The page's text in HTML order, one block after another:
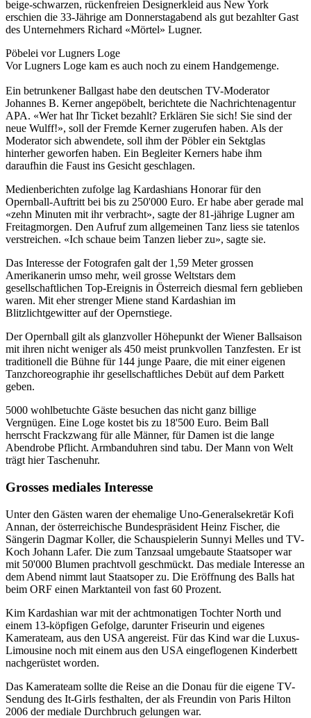
beige-schwarzen, rückenfreien Designerkleid aus New York
erschien die 33-Jährige am Donnerstagabend als gut bezahlter Gast
des Unternehmers Richard «Mörtel» Lugner.
Pöbelei vor Lugners Loge
Vor Lugners Loge kam es auch noch zu einem Handgemenge.
Ein betrunkener Ballgast habe den deutschen TV-Moderator
Johannes B. Kerner angepöbelt, berichtete die Nachrichtenagentur
APA. «Wer hat Ihr Ticket bezahlt? Erklären Sie sich! Sie sind der
neue Wulff!», soll der Fremde Kerner zugerufen haben. Als der
Moderator sich abwendete, soll ihm der Pöbler ein Sektglas
hinterher geworfen haben. Ein Begleiter Kerners habe ihm
daraufhin die Faust ins Gesicht geschlagen.
Medienberichten zufolge lag Kardashians Honorar für den
Opernball-Auftritt bei bis zu 250'000 Euro. Er habe aber gerade mal
«zehn Minuten mit ihr verbracht», sagte der 81-jährige Lugner am
Freitagmorgen. Den Aufruf zum allgemeinen Tanz liess sie tatenlos
verstreichen. «Ich schaue beim Tanzen lieber zu», sagte sie.
Das Interesse der Fotografen galt der 1,59 Meter grossen
Amerikanerin umso mehr, weil grosse Weltstars dem
gesellschaftlichen Top-Ereignis in Österreich diesmal fern geblieben
waren. Mit eher strenger Miene stand Kardashian im
Blitzlichtgewitter auf der Opernstiege.
Der Opernball gilt als glanzvoller Höhepunkt der Wiener Ballsaison
mit ihren nicht weniger als 450 meist prunkvollen Tanzfesten. Er ist
traditionell die Bühne für 144 junge Paare, die mit einer eigenen
Tanzchoreographie ihr gesellschaftliches Debüt auf dem Parkett
geben.
5000 wohlbetuchte Gäste besuchen das nicht ganz billige
Vergnügen. Eine Loge kostet bis zu 18'500 Euro. Beim Ball
herrscht Frackzwang für alle Männer, für Damen ist die lange
Abendrobe Pflicht. Armbanduhren sind tabu. Der Mann von Welt
trägt hier Taschenuhr.
Grosses mediales Interesse
Unter den Gästen waren der ehemalige Uno-Generalsekretär Kofi
Annan, der österreichische Bundespräsident Heinz Fischer, die
Sängerin Dagmar Koller, die Schauspielerin Sunnyi Melles und TV-
Koch Johann Lafer. Die zum Tanzsaal umgebaute Staatsoper war
mit 50'000 Blumen prachtvoll geschmückt. Das mediale Interesse an
dem Abend nimmt laut Staatsoper zu. Die Eröffnung des Balls hat
beim ORF einen Marktanteil von fast 60 Prozent.
Kim Kardashian war mit der achtmonatigen Tochter North und
einem 13-köpfigen Gefolge, darunter Friseurin und eigenes
Kamerateam, aus den USA angereist. Für das Kind war die Luxus-
Limousine noch mit einem aus den USA eingeflogenen Kinderbett
nachgerüstet worden.
Das Kamerateam sollte die Reise an die Donau für die eigene TV-
Sendung des It-Girls festhalten, der als Freundin von Paris Hilton
2006 der mediale Durchbruch gelungen war.